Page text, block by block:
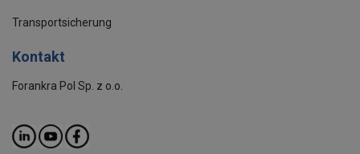
Transportsicherung
Kontakt
Forankra Pol Sp. z o.o.